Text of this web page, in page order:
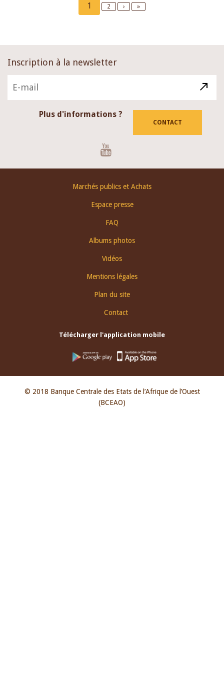
Current
page
1 Page
2
Next
›
Last
»
Inscription à la newsletter
Plus d'informations ?
CONTACT
Marchés publics et Achats
Espace presse
FAQ
Albums photos
Vidéos
Mentions légales
Plan du site
Contact
Télécharger l'application mobile
© 2018 Banque Centrale des Etats de l’Afrique de l’Ouest
(BCEAO)